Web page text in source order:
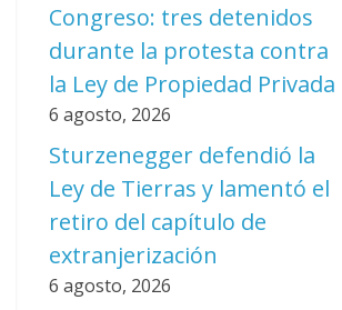
Congreso: tres detenidos
durante la protesta contra
la Ley de Propiedad Privada
6 agosto, 2026
Sturzenegger defendió la
Ley de Tierras y lamentó el
retiro del capítulo de
extranjerización
6 agosto, 2026